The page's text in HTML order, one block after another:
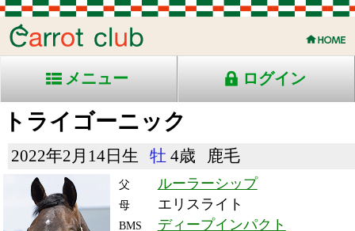
メニュー ログイン
トライゴーニック
2022年2月14日生
父 ルーラーシップ
エリスライト
BMS ディープインパクト
池上 厩舎
クロス Kingmambo 3S×4D
平地 1勝クラス(1-0-0-3)